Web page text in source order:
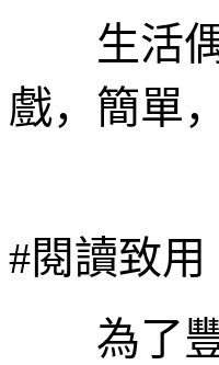
生活偶
戲，簡單
#閱讀致用
為了豐